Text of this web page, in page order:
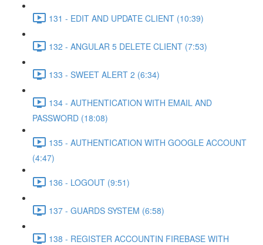
131 - EDIT AND UPDATE CLIENT (10:39)
132 - ANGULAR 5 DELETE CLIENT (7:53)
133 - SWEET ALERT 2 (6:34)
134 - AUTHENTICATION WITH EMAIL AND
PASSWORD (18:08)
135 - AUTHENTICATION WITH GOOGLE ACCOUNT
(4:47)
136 - LOGOUT (9:51)
137 - GUARDS SYSTEM (6:58)
138 - REGISTER ACCOUNTIN FIREBASE WITH